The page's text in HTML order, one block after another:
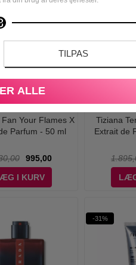
TILPAS
ALLE
Your Flames X
Parfum - 50 ml
995,00
I KURV
Tiziana
Extrait de
-31%